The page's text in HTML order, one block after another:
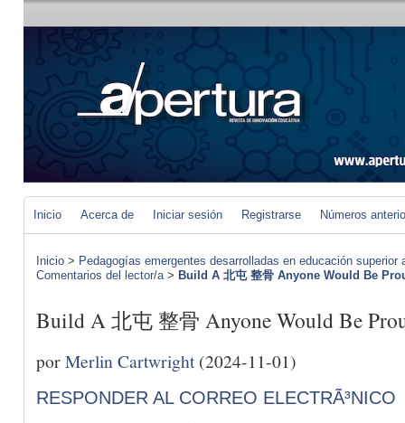
Inicio Acerca de Iniciar sesión Registrarse Números
Inicio > Pedagogías emergentes desarrolladas en educación
Comentarios del lector/a> Build A 北屯 整骨 Anyone Would Be
Build A 北屯 整骨 Anyone Would Be
porMerlin Cartwright(2024-11-01)
RESPONDER AL CORREO ELECTRÃ³NICO